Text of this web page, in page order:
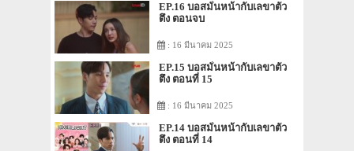
EP.16 บอสมั่นหน้ากับเลขาตัว
ตึง ตอนจบ
: 16 มีนาคม 2025
EP.15 บอสมั่นหน้ากับเลขาตัว
ตึง ตอนที่ 15
: 16 มีนาคม 2025
EP.14 บอสมั่นหน้ากับเลขาตัว
ตึง ตอนที่ 14